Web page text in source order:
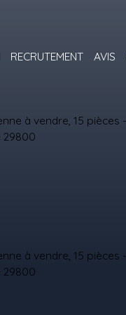
RECRUTEMENT AVIS